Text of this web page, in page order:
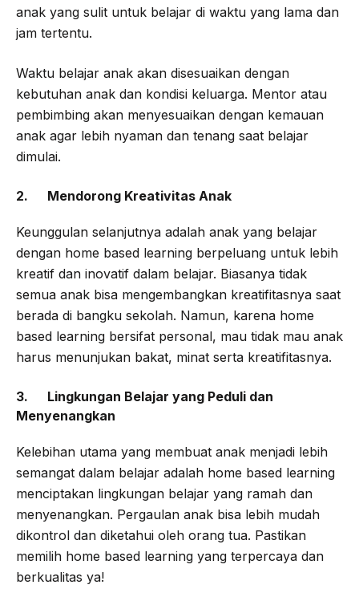
anak yang sulit untuk belajar di waktu yang lama dan
jam tertentu.
Waktu belajar anak akan disesuaikan dengan
kebutuhan anak dan kondisi keluarga. Mentor atau
pembimbing akan menyesuaikan dengan kemauan
anak agar lebih nyaman dan tenang saat belajar
dimulai.
2. Mendorong Kreativitas Anak
Keunggulan selanjutnya adalah anak yang belajar
dengan home based learning berpeluang untuk lebih
kreatif dan inovatif dalam belajar. Biasanya tidak
semua anak bisa mengembangkan kreatifitasnya saat
berada di bangku sekolah. Namun, karena home
based learning bersifat personal, mau tidak mau anak
harus menunjukan bakat, minat serta kreatifitasnya.
3. Lingkungan Belajar yang Peduli dan
Menyenangkan
Kelebihan utama yang membuat anak menjadi lebih
semangat dalam belajar adalah home based learning
menciptakan lingkungan belajar yang ramah dan
menyenangkan. Pergaulan anak bisa lebih mudah
dikontrol dan diketahui oleh orang tua. Pastikan
memilih home based learning yang terpercaya dan
berkualitas ya!